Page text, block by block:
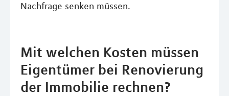
Nachfrage senken müssen.
Mit welchen Kosten müssen
Eigentümer bei Renovierung
der Immobilie rechnen?